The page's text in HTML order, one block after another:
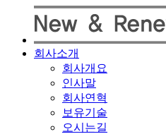
회사소개
회사개요
인사말
회사연혁
보유기술
오시는길